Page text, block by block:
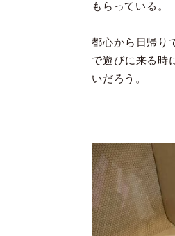
もらっている。
都心から日帰り
で遊びに来る時
いだろう。